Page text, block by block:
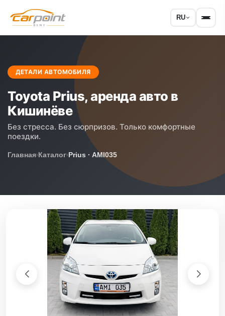
RU
ДЕТАЛИ АВТОМОБИЛЯ
Toyota Prius, аренда авто в
Кишинёве
Без стресса. Без сюрпризов. Только комфортные
поездки.
Главная› Каталог› Prius · AMI035